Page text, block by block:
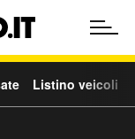
Listino veicoli